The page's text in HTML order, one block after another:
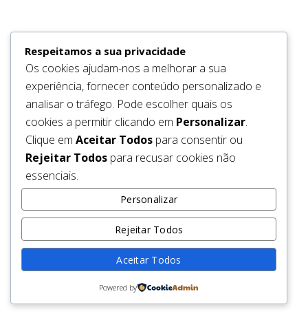
Respeitamos a sua privacidade
Os cookies ajudam-nos a melhorar a sua
experiência, fornecer conteúdo personalizado e
analisar o tráfego. Pode escolher quais os
cookies a permitir clicando em Personalizar.
Clique em Aceitar Todos para consentir ou
Rejeitar Todos para recusar cookies não
essenciais.
Personalizar
Rejeitar Todos
Aceitar Todos
Powered by